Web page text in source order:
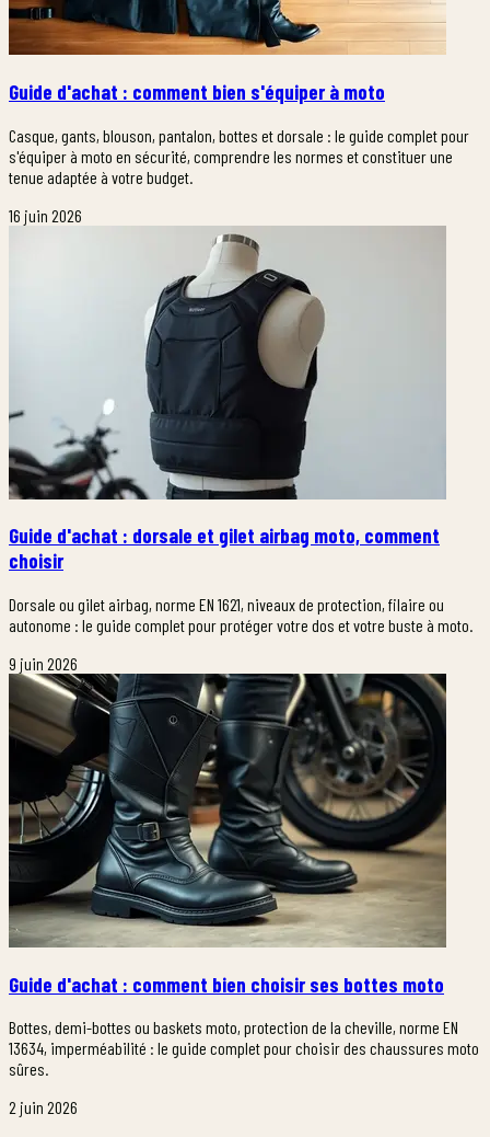
Guide d'achat : comment bien s'équiper à moto
Casque, gants, blouson, pantalon, bottes et dorsale : le guide complet pour
s'équiper à moto en sécurité, comprendre les normes et constituer une
tenue adaptée à votre budget.
16 juin 2026
Guide d'achat : dorsale et gilet airbag moto, comment
choisir
Dorsale ou gilet airbag, norme EN 1621, niveaux de protection, filaire ou
autonome : le guide complet pour protéger votre dos et votre buste à moto.
9 juin 2026
Guide d'achat : comment bien choisir ses bottes moto
Bottes, demi-bottes ou baskets moto, protection de la cheville, norme EN
13634, imperméabilité : le guide complet pour choisir des chaussures moto
sûres.
2 juin 2026